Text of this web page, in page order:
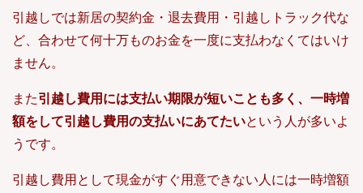
引越しでは新居の契約金・退去費用・引越しトラック代な
ど、合わせて何十万ものお金を一度に支払わなくてはいけ
ません。
また引越し費用には支払い期限が短いことも多く、一時増
額をして引越し費用の支払いにあてたいという人が多いよ
うです。
引越し費用として現金がすぐ用意できない人には一時増額